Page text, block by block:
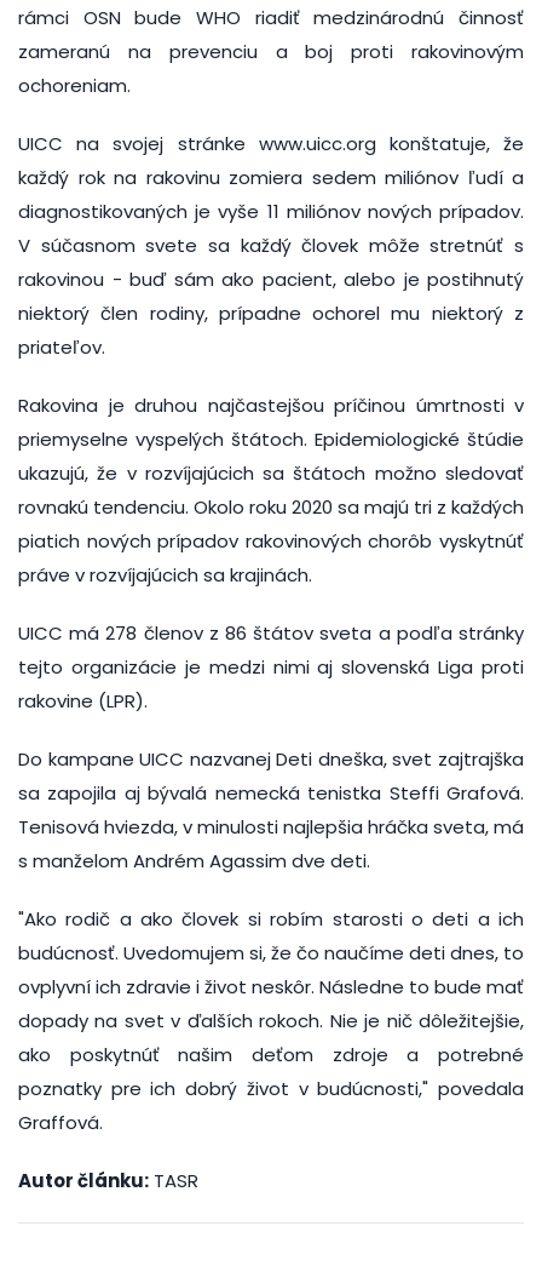
rámci OSN bude WHO riadiť medzinárodnú činnosť
zameranú na prevenciu a boj proti rakovinovým
ochoreniam.
UICC na svojej stránke www.uicc.org konštatuje, že
každý rok na rakovinu zomiera sedem miliónov ľudí a
diagnostikovaných je vyše 11 miliónov nových prípadov.
V súčasnom svete sa každý človek môže stretnúť s
rakovinou - buď sám ako pacient, alebo je postihnutý
niektorý člen rodiny, prípadne ochorel mu niektorý z
priateľov.
Rakovina je druhou najčastejšou príčinou úmrtnosti v
priemyselne vyspelých štátoch. Epidemiologické štúdie
ukazujú, že v rozvíjajúcich sa štátoch možno sledovať
rovnakú tendenciu. Okolo roku 2020 sa majú tri z každých
piatich nových prípadov rakovinových chorôb vyskytnúť
práve v rozvíjajúcich sa krajinách.
UICC má 278 členov z 86 štátov sveta a podľa stránky
tejto organizácie je medzi nimi aj slovenská Liga proti
rakovine (LPR).
Do kampane UICC nazvanej Deti dneška, svet zajtrajška
sa zapojila aj bývalá nemecká tenistka Steffi Grafová.
Tenisová hviezda, v minulosti najlepšia hráčka sveta, má
s manželom Andrém Agassim dve deti.
"Ako rodič a ako človek si robím starosti o deti a ich
budúcnosť. Uvedomujem si, že čo naučíme deti dnes, to
ovplyvní ich zdravie i život neskôr. Následne to bude mať
dopady na svet v ďalších rokoch. Nie je nič dôležitejšie,
ako poskytnúť našim deťom zdroje a potrebné
poznatky pre ich dobrý život v budúcnosti," povedala
Graffová.
Autor článku: TASR